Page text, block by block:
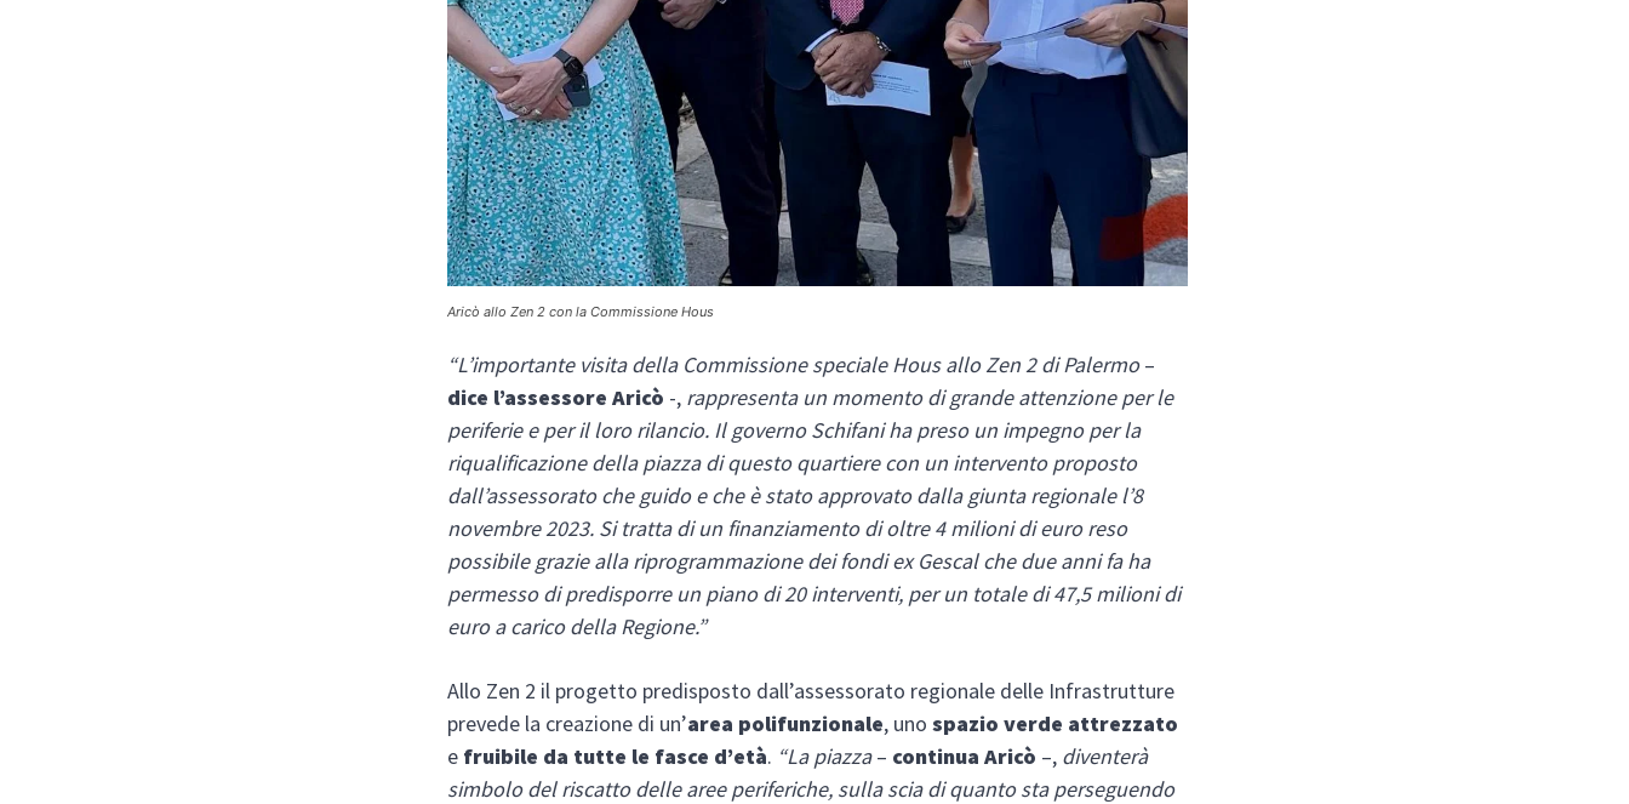
Aricò allo Zen 2 con la Commissione Hous
“L’importante visita della Commissione speciale Hous allo Zen 2 di Palermo–
dice l’assessore Aricò -, rappresenta un momento di grande attenzione per le
periferie e per il loro rilancio. Il governo Schifani ha preso un impegno per la
riqualificazione della piazza di questo quartiere con un intervento proposto
dall’assessorato che guido e che è stato approvato dalla giunta regionale l’8
novembre 2023. Si tratta di un finanziamento di oltre 4 milioni di euro reso
possibile grazie alla riprogrammazione dei fondi ex Gescal che due anni fa ha
permesso di predisporre un piano di 20 interventi, per un totale di 47,5 milioni di
euro a carico della Regione.”
Allo Zen 2 il progetto predisposto dall’assessorato regionale delle Infrastrutture
prevede la creazione di un’area polifunzionale, unospazio verde attrezzato
e fruibile da tutte le fasce d’età. “La piazza– continua Aricò –, diventerà
simbolo del riscatto delle aree periferiche, sulla scia di quanto sta perseguendo